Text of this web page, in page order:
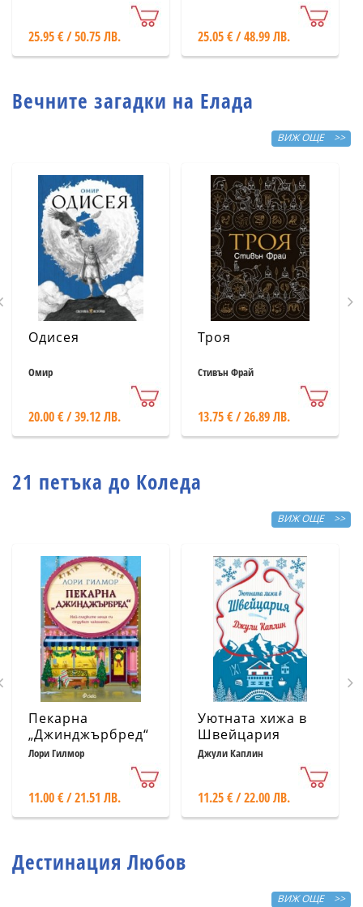
25.95 € / 50.75 ЛВ. 25.05 € / 48.99 ЛВ.
Вечните загадки на Елада
ВИЖ ОЩЕ >>
Одисея
Омир
20.00 € / 39.12 ЛВ.
Троя
Стивън Фрай
13.75 € / 26.89 ЛВ.
21 петъка до Коледа
ВИЖ ОЩЕ >>
Пекарна
„Джинджърбред“
(с цветни
Лори Гилмор
11.00 € / 21.51 ЛВ.
Уютната хижа в
Швейцария
Джули Каплин
11.25 € / 22.00 ЛВ.
Дестинация Любов
ВИЖ ОЩЕ >>